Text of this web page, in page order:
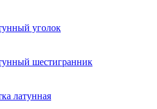
уголок
шестигранник
латунная